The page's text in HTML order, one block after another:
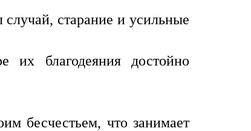
старание и усильные
благодеяния достойно
бесчестьем, что занимает